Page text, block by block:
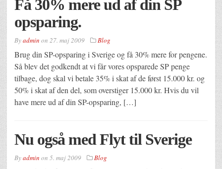
Få 30% mere ud af din SP
opsparing.
Byadmin on 27. maj 2009 Blog
Brug din SP-opsparing i Sverige og få 30% mere for pengene.
Så blev det godkendt at vi får vores opsparede SP penge
tilbage, dog skal vi betale 35% i skat af de først 15.000 kr. og
50% i skat af den del, som overstiger 15.000 kr. Hvis du vil
have mere ud af din SP-opsparing, […]
Nu også med Flyt til Sverige
Byadmin on 5. maj 2009 Blog